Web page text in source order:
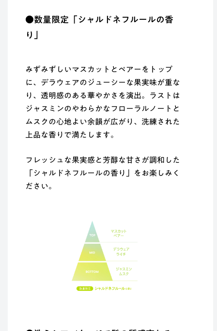
●数量限定「シャルドネフルールの香
り」
みずみずしいマスカットとペアーをトップ
に、デラウェアのジューシーな果実味が重な
り、透明感のある華やかさを演出。ラストは
ジャスミンのやわらかなフローラルノートと
ムスクの心地よい余韻が広がり、洗練された
上品な香りで満たします。
フレッシュな果実感と芳醇な甘さが調和した
「シャルドネフルールの香り」をお楽しみく
ださい。